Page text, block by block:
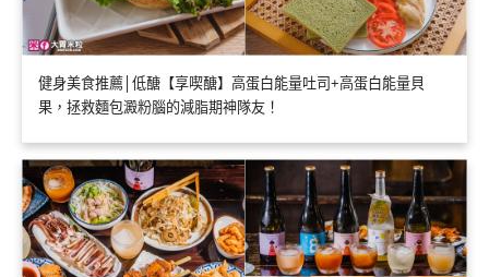
健身美食推薦│低醣【享喫醣】高蛋白能量吐司+高蛋白能量貝
果，拯救麵包澱粉腦的減脂期神隊友！